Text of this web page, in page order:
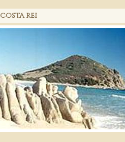
COSTA REI